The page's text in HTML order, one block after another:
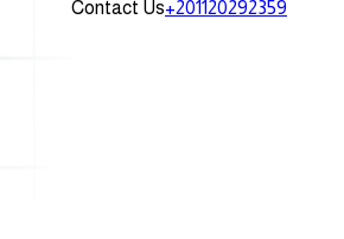
+201120292359
Contact Us